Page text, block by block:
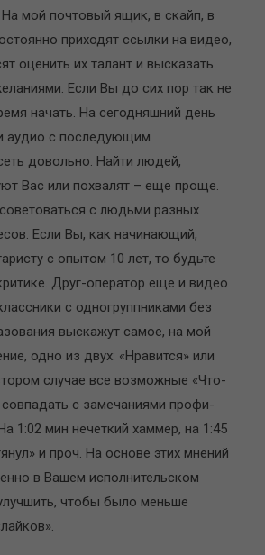
На мой почтовый ящик, в скайп, в
приходят ссылки на видео,
оценить их талант и высказать
Если Вы до сих пор так не
начать. На сегодняшний день
аудио с последующим
довольно. Найти людей,
Вас или похвалят – еще проще.
с людьми разных
Если Вы, как начинающий,
с опытом 10 лет, то будьте
Друг-оператор еще и видео
с одногруппниками без
выскажут самое, на мой
одно из двух: «Нравится» или
случае все возможные «Что-
совпадать с замечаниями профи-
1:02 мин нечеткий хаммер, на 1:45
и проч. На основе этих мнений
в Вашем исполнительском
чтобы было меньше